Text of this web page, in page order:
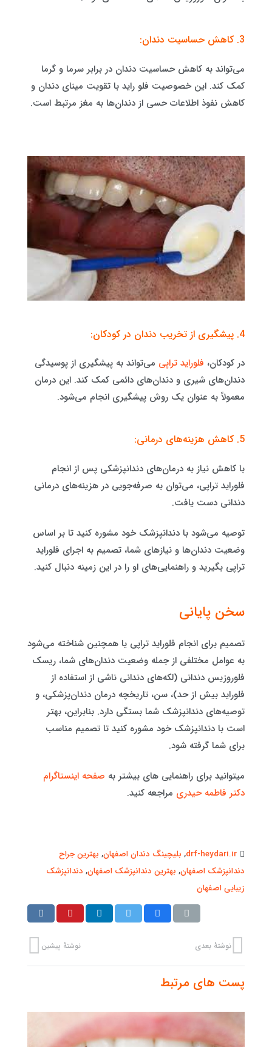
3. کاهش حساسیت دندان:
می‌تواند به کاهش حساسیت دندان در برابر سرما و گرما
کمک کند. این خصوصیت فلو راید با تقویت مینای دندان و
کاهش نفوذ اطلاعات حسی از دندان‌ها به مغز مرتبط است.
4. پیشگیری از تخریب دندان در کودکان:
در کودکان، فلوراید تراپی می‌تواند به پیشگیری از پوسیدگی
دندان‌های شیری و دندان‌های دائمی کمک کند. این درمان
معمولاً به عنوان یک روش پیشگیری انجام می‌شود.
5. کاهش هزینه‌های درمانی:
با کاهش نیاز به درمان‌های دندانپزشکی پس از انجام
فلوراید تراپی، می‌توان به صرفه‌جویی در هزینه‌های درمانی
دندانی دست یافت.
توصیه می‌شود با دندانپزشک خود مشوره کنید تا بر اساس
وضعیت دندان‌ها و نیازهای شما، تصمیم به اجرای فلوراید
تراپی بگیرید و راهنمایی‌های او را در این زمینه دنبال کنید.
سخن پایانی
تصمیم برای انجام فلوراید تراپی یا همچنین شناخته می‌شود
به عوامل مختلفی از جمله وضعیت دندان‌های شما، ریسک
فلوروزیس دندانی (لکه‌های دندانی ناشی از استفاده از
فلوراید بیش از حد)، سن، تاریخچه درمان دندان‌پزشکی، و
توصیه‌های دندانپزشک شما بستگی دارد. بنابراین، بهتر
است با دندانپزشک خود مشوره کنید تا تصمیم مناسب
برای شما گرفته شود.
میتوانید برای راهنمایی های بیشتر به صفحه اینستاگرام
دکتر فاطمه حیدری مراجعه کنید.
drf-heydari.ir
, بلیچینگ دندان اصفهان, بهترین جراح
دندانپزشک اصفهان, بهترین دندانپزشک اصفهان, دندانپزشک
زیبایی اصفهان
نوشتهٔ پیشین نوشتهٔ بعدی
پست های مرتبط